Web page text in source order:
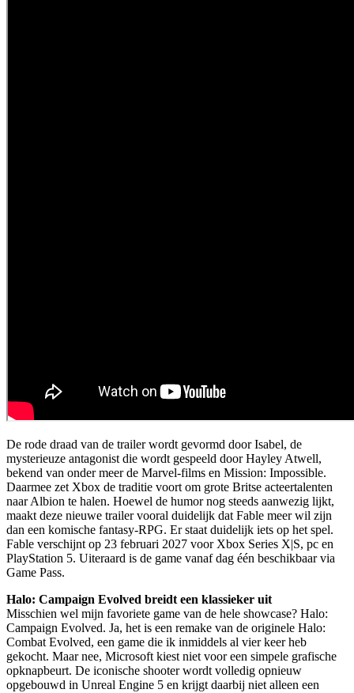
De rode draad van de trailer wordt gevormd door Isabel, de
mysterieuze antagonist die wordt gespeeld door Hayley Atwell,
bekend van onder meer de Marvel-films en Mission: Impossible.
Daarmee zet Xbox de traditie voort om grote Britse acteertalenten
naar Albion te halen. Hoewel de humor nog steeds aanwezig lijkt,
maakt deze nieuwe trailer vooral duidelijk dat Fable meer wil zijn
dan een komische fantasy-RPG. Er staat duidelijk iets op het spel.
Fable verschijnt op 23 februari 2027 voor Xbox Series X|S, pc en
PlayStation 5. Uiteraard is de game vanaf dag één beschikbaar via
Game Pass.
Halo: Campaign Evolved breidt een klassieker uit
Misschien wel mijn favoriete game van de hele showcase? Halo:
Campaign Evolved. Ja, het is een remake van de originele Halo:
Combat Evolved, een game die ik inmiddels al vier keer heb
gekocht. Maar nee, Microsoft kiest niet voor een simpele grafische
opknapbeurt. De iconische shooter wordt volledig opnieuw
opgebouwd in Unreal Engine 5 en krijgt daarbij niet alleen een